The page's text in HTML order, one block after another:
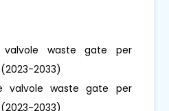
valvole waste gate per
2033)
valvole waste gate per
2033)